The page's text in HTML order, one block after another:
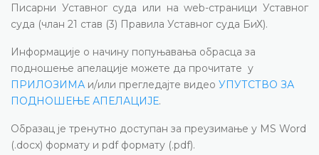
Писарни Уставног суда или на web-страници Уставног
суда (члан 21 став (3) Правила Уставног суда БиХ).
Информације о начину попуњавања обрасца за
подношење апелације можете да прочитате у
ПРИЛОЗИМА и/или прегледајте видео УПУТСТВО ЗА
ПОДНОШЕЊЕ АПЕЛАЦИЈЕ.
Образац је тренутно доступан за преузимање у MS Word
(.docx) формату и pdf формату (.pdf).